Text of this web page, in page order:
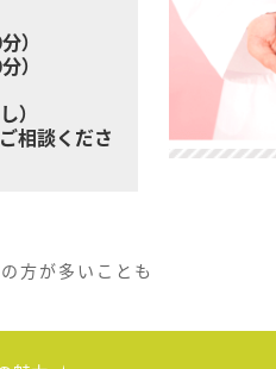
）
）
）
相談くださ
方が多いことも